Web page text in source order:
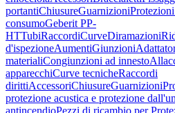
portantiChiusureGuarnizioni
consumoGeberit PP-
HTTubiRaccordiCurveDiramazioni
d'ispezioneAumentiGiunzioni
materialiCongiunzioni ad innesto
apparecchiCurve tecnicheRaccordi
dirittiAccessoriChiusureGuarnizioni
protezione acustica e protezione
antincendioPezzi di ricambio per